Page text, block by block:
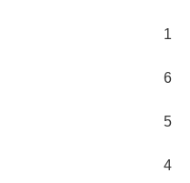
1
6
5
4